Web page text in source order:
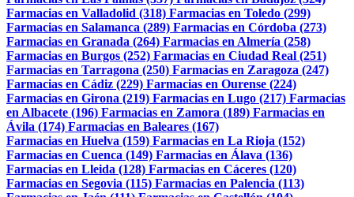
Farmacias en Valladolid (318) Farmacias en Toledo (299)
Farmacias en Salamanca (289) Farmacias en Córdoba (273)
Farmacias en Granada (264) Farmacias en Almería (258)
Farmacias en Burgos (252) Farmacias en Ciudad Real (251)
Farmacias en Tarragona (250) Farmacias en Zaragoza (247)
Farmacias en Cádiz (229) Farmacias en Ourense (224)
Farmacias en Girona (219) Farmacias en Lugo (217) Farmacias
en Albacete (196) Farmacias en Zamora (189) Farmacias en
Ávila (174) Farmacias en Baleares (167)
Farmacias en Huelva (159) Farmacias en La Rioja (152)
Farmacias en Cuenca (149) Farmacias en Álava (136)
Farmacias en Lleida (128) Farmacias en Cáceres (120)
Farmacias en Segovia (115) Farmacias en Palencia (113)